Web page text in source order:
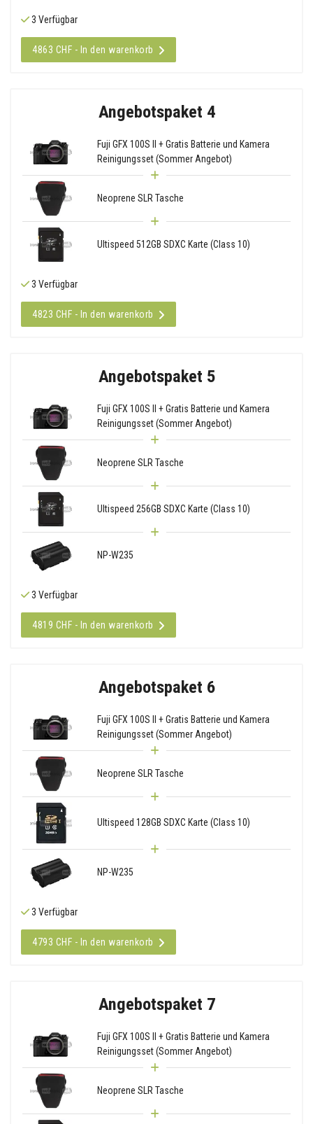
3 Verfügbar
4863 CHF - In den warenkorb
Angebotspaket 4
Fuji GFX 100S II + Gratis Batterie und Kamera
Reinigungsset (Sommer Angebot)
Neoprene SLR Tasche
Ultispeed 512GB SDXC Karte (Class 10)
3 Verfügbar
4823 CHF - In den warenkorb
Angebotspaket 5
Fuji GFX 100S II + Gratis Batterie und Kamera
Reinigungsset (Sommer Angebot)
Neoprene SLR Tasche
Ultispeed 256GB SDXC Karte (Class 10)
NP-W235
3 Verfügbar
4819 CHF - In den warenkorb
Angebotspaket 6
Fuji GFX 100S II + Gratis Batterie und Kamera
Reinigungsset (Sommer Angebot)
Neoprene SLR Tasche
Ultispeed 128GB SDXC Karte (Class 10)
NP-W235
3 Verfügbar
4793 CHF - In den warenkorb
Angebotspaket 7
Fuji GFX 100S II + Gratis Batterie und Kamera
Reinigungsset (Sommer Angebot)
Neoprene SLR Tasche